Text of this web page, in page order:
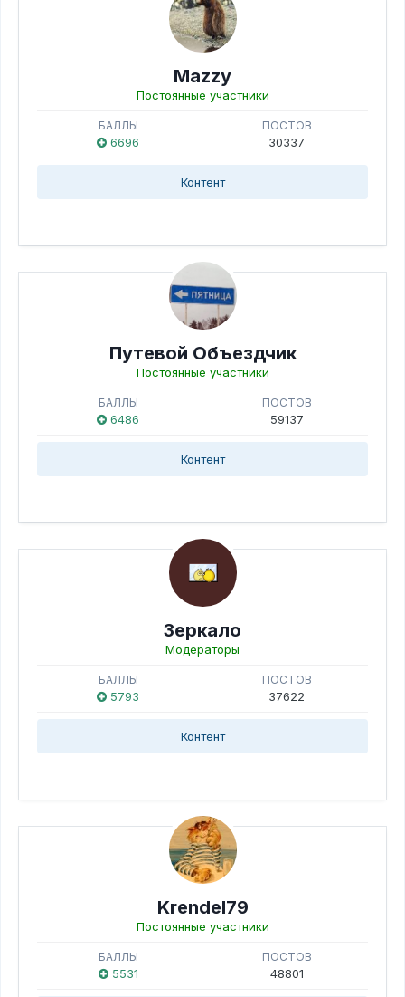
Mazzy
Постоянные участники
БАЛЛЫ
6696
ПОСТОВ
30337
Контент
Путевой Объездчик
Постоянные участники
БАЛЛЫ
6486
ПОСТОВ
59137
Контент
Зеркало
Модераторы
БАЛЛЫ
5793
ПОСТОВ
37622
Контент
Krendel79
Постоянные участники
БАЛЛЫ
5531
ПОСТОВ
48801